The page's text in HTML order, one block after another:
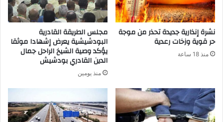
نشرة إنذارية جديدة تحذر من موجة
حر قوية وزخات رعدية
منذ 18 ساعة
مجلس الطريقة القادرية
البودشيشية يعرض إشهادا موثقا
يؤكد وصية الشيخ الراحل جمال
الدين القادري بودشيش
منذ يومين